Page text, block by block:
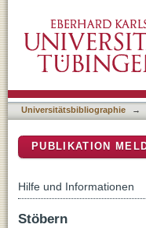
Universitätsbibliographie →
PUBLIKATION
Hilfe und Informationen
Stöbern